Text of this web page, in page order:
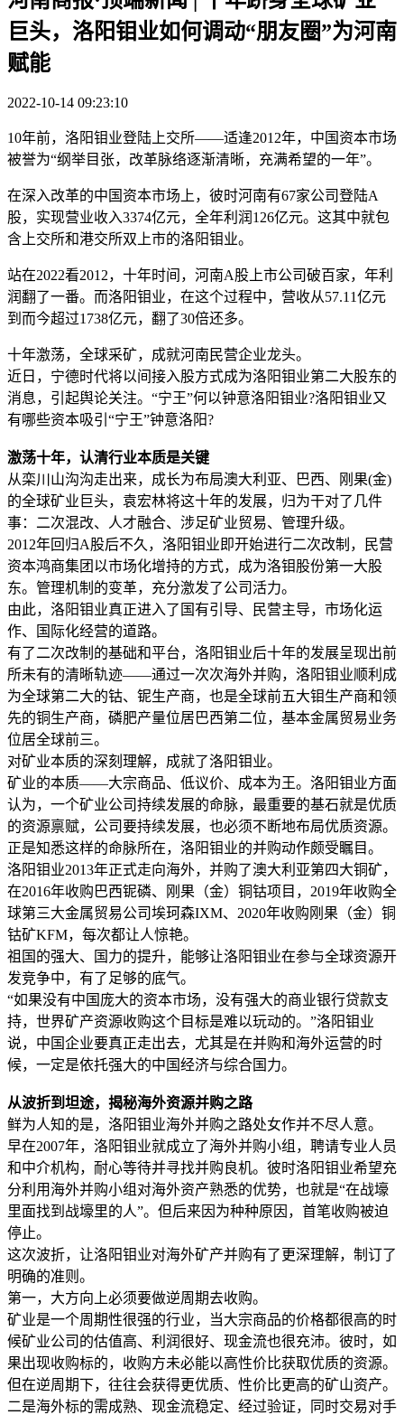
巨头，洛阳钼业如何调动“朋友圈”为河南
赋能
2022-10-14 09:23:10
10年前，洛阳钼业登陆上交所——适逢2012年，中国资本市场
被誉为“纲举目张，改革脉络逐渐清晰，充满希望的一年”。
在深入改革的中国资本市场上，彼时河南有67家公司登陆A
股，实现营业收入3374亿元，全年利润126亿元。这其中就包
含上交所和港交所双上市的洛阳钼业。
站在2022看2012，十年时间，河南A股上市公司破百家，年利
润翻了一番。而洛阳钼业，在这个过程中，营收从57.11亿元
到而今超过1738亿元，翻了30倍还多。
十年激荡，全球采矿，成就河南民营企业龙头。
近日，宁德时代将以间接入股方式成为洛阳钼业第二大股东的
消息，引起舆论关注。“宁王”何以钟意洛阳钼业?洛阳钼业又
有哪些资本吸引“宁王”钟意洛阳?
激荡十年，认清行业本质是关键
从栾川山沟沟走出来，成长为布局澳大利亚、巴西、刚果(金)
的全球矿业巨头，袁宏林将这十年的发展，归为干对了几件
事：二次混改、人才融合、涉足矿业贸易、管理升级。
2012年回归A股后不久，洛阳钼业即开始进行二次改制，民营
资本鸿商集团以市场化增持的方式，成为洛钼股份第一大股
东。管理机制的变革，充分激发了公司活力。
由此，洛阳钼业真正进入了国有引导、民营主导，市场化运
作、国际化经营的道路。
有了二次改制的基础和平台，洛阳钼业后十年的发展呈现出前
所未有的清晰轨迹——通过一次次海外并购，洛阳钼业顺利成
为全球第二大的钴、铌生产商，也是全球前五大钼生产商和领
先的铜生产商，磷肥产量位居巴西第二位，基本金属贸易业务
位居全球前三。
对矿业本质的深刻理解，成就了洛阳钼业。
矿业的本质——大宗商品、低议价、成本为王。洛阳钼业方面
认为，一个矿业公司持续发展的命脉，最重要的基石就是优质
的资源禀赋，公司要持续发展，也必须不断地布局优质资源。
正是知悉这样的命脉所在，洛阳钼业的并购动作颇受瞩目。
洛阳钼业2013年正式走向海外，并购了澳大利亚第四大铜矿，
在2016年收购巴西铌磷、刚果（金）铜钴项目，2019年收购全
球第三大金属贸易公司埃珂森IXM、2020年收购刚果（金）铜
钴矿KFM，每次都让人惊艳。
祖国的强大、国力的提升，能够让洛阳钼业在参与全球资源开
发竞争中，有了足够的底气。
“如果没有中国庞大的资本市场，没有强大的商业银行贷款支
持，世界矿产资源收购这个目标是难以玩动的。”洛阳钼业
说，中国企业要真正走出去，尤其是在并购和海外运营的时
候，一定是依托强大的中国经济与综合国力。
从波折到坦途，揭秘海外资源并购之路
鲜为人知的是，洛阳钼业海外并购之路处女作并不尽人意。
早在2007年，洛阳钼业就成立了海外并购小组，聘请专业人员
和中介机构，耐心等待并寻找并购良机。彼时洛阳钼业希望充
分利用海外并购小组对海外资产熟悉的优势，也就是“在战壕
里面找到战壕里的人”。但后来因为种种原因，首笔收购被迫
停止。
这次波折，让洛阳钼业对海外矿产并购有了更深理解，制订了
明确的准则。
第一，大方向上必须要做逆周期去收购。
矿业是一个周期性很强的行业，当大宗商品的价格都很高的时
候矿业公司的估值高、利润很好、现金流也很充沛。彼时，如
果出现收购标的，收购方未必能以高性价比获取优质的资源。
但在逆周期下，往往会获得更优质、性价比更高的矿山资产。
二是海外标的需成熟、现金流稳定、经过验证，同时交易对手